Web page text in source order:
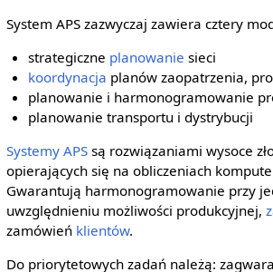
System APS zazwyczaj zawiera cztery
strategiczne planowanie sieci
koordynacja planów zaopatrzenia,
planowanie i harmonogramowanie
planowanie transportu i dystrybucji
Systemy APSsą rozwiązaniami wysoce
opierających się na obliczeniach
Gwarantują harmonogramowanie przy
uwzględnieniu możliwości produkcyjnej,
zamówień klientów.
Do priorytetowych zadań należą: